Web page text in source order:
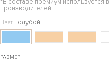
производителей
Цвет Голубой
РАЗМЕР